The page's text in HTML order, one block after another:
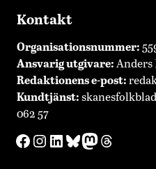
Kontakt
Organisationsnummer:
Ansvarig utgivare:
Redaktionense-post:
Kundtjänst:
062 57
Facebook
Instagram
LinkedIn
Bluesky
Mastodon
Threads